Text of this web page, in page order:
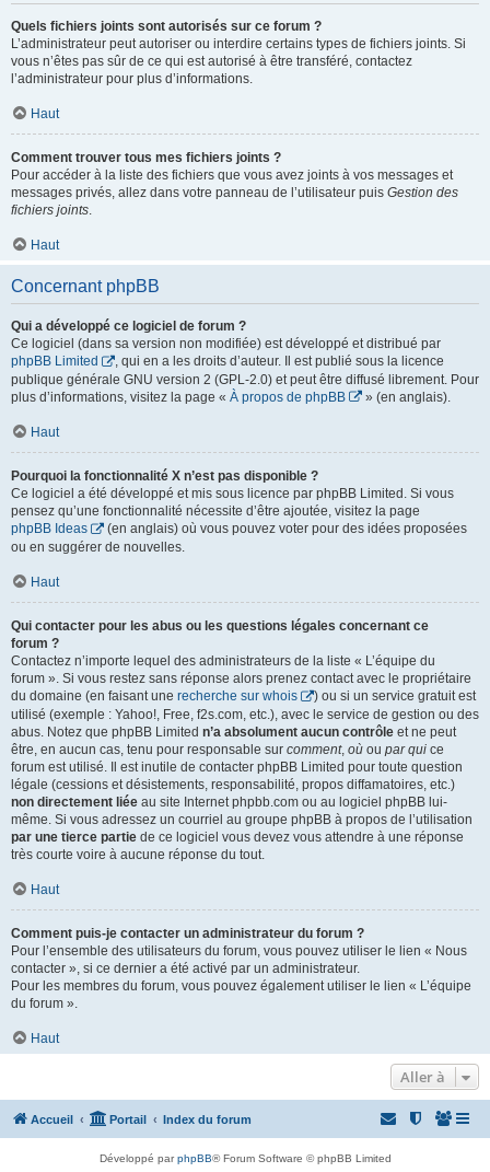
Quels fichiers joints sont autorisés sur ce forum ?
L’administrateur peut autoriser ou interdire certains types de fichiers joints. Si
vous n’êtes pas sûr de ce qui est autorisé à être transféré, contactez
l’administrateur pour plus d’informations.
Haut
Comment trouver tous mes fichiers joints ?
Pour accéder à la liste des fichiers que vous avez joints à vos messages et
messages privés, allez dans votre panneau de l’utilisateur puis Gestion des
fichiers joints.
Haut
Concernant phpBB
Qui a développé ce logiciel de forum ?
Ce logiciel (dans sa version non modifiée) est développé et distribué par
phpBB Limited
, qui en a les droits d’auteur. Il est publié sous la licence
publique générale GNU version 2 (GPL-2.0) et peut être diffusé librement. Pour
plus d’informations, visitez la page « À propos de phpBB » (en anglais).
Haut
Pourquoi la fonctionnalité X n’est pas disponible ?
Ce logiciel a été développé et mis sous licence par phpBB Limited. Si vous
pensez qu’une fonctionnalité nécessite d’être ajoutée, visitez la page
phpBB Ideas
(en anglais) où vous pouvez voter pour des idées proposées
ou en suggérer de nouvelles.
Haut
Qui contacter pour les abus ou les questions légales concernant ce
forum ?
Contactez n’importe lequel des administrateurs de la liste « L’équipe du
forum ». Si vous restez sans réponse alors prenez contact avec le propriétaire
du domaine (en faisant une recherche sur whois
) ou si un service gratuit est
utilisé (exemple : Yahoo!, Free, f2s.com, etc.), avec le service de gestion ou des
abus. Notez que phpBB Limited n’a absolument aucun contrôle et ne peut
être, en aucun cas, tenu pour responsable sur comment, où ou par qui ce
forum est utilisé. Il est inutile de contacter phpBB Limited pour toute question
légale (cessions et désistements, responsabilité, propos diffamatoires, etc.)
non directement liée au site Internet phpbb.com ou au logiciel phpBB lui-
même. Si vous adressez un courriel au groupe phpBB à propos de l’utilisation
par une tierce partie de ce logiciel vous devez vous attendre à une réponse
très courte voire à aucune réponse du tout.
Haut
Comment puis-je contacter un administrateur du forum ?
Pour l’ensemble des utilisateurs du forum, vous pouvez utiliser le lien « Nous
contacter », si ce dernier a été activé par un administrateur.
Pour les membres du forum, vous pouvez également utiliser le lien « L’équipe
du forum ».
Haut
Aller à
Accueil Portail Index du forum
Développé parphpBB® Forum Software © phpBB Limited